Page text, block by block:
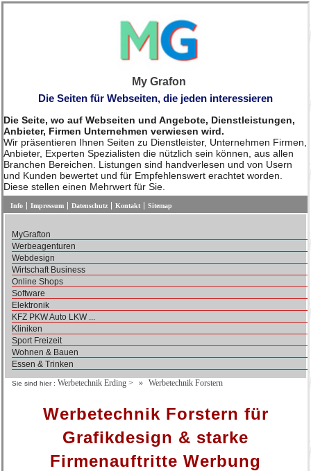
My Grafon
Die Seiten für Webseiten, die jeden interessieren
Die Seite, wo auf Webseiten und Angebote, Dienstleistungen,
Anbieter, Firmen Unternehmen verwiesen wird.
Wir präsentieren Ihnen Seiten zu Dienstleister, Unternehmen Firmen,
Anbieter, Experten Spezialisten die nützlich sein können, aus allen
Branchen Bereichen. Listungen sind handverlesen und von Usern
und Kunden bewertet und für Empfehlenswert erachtet worden.
Diese stellen einen Mehrwert für Sie.
Info Impressum Datenschutz Kontakt Sitemap
MyGrafton
Werbeagenturen
Webdesign
Wirtschaft Business
Online Shops
Software
Elektronik
KFZ PKW Auto LKW ...
Kliniken
Sport Freizeit
Wohnen & Bauen
Essen & Trinken
Sie sind hier : Werbetechnik Erding > Werbetechnik Forstern
Werbetechnik Forstern für
Grafikdesign & starke
Firmenauftritte Werbung